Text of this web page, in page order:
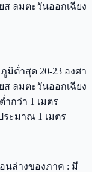
ส ลมตะวันออกเฉียง
ต่ำสุด 20-23 องศา
ส ลมตะวันออกเฉียง
ำกว่า 1 เมตร
ะมาณ 1 เมตร
นล่างของภาค : มี